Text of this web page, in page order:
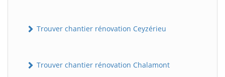
Trouver chantier rénovation Ceyzérieu
Trouver chantier rénovation Chalamont